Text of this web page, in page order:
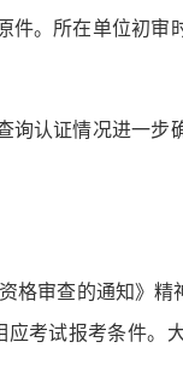
。所在单位初
认证情况进一
格审查的通知》
考试报考条件。